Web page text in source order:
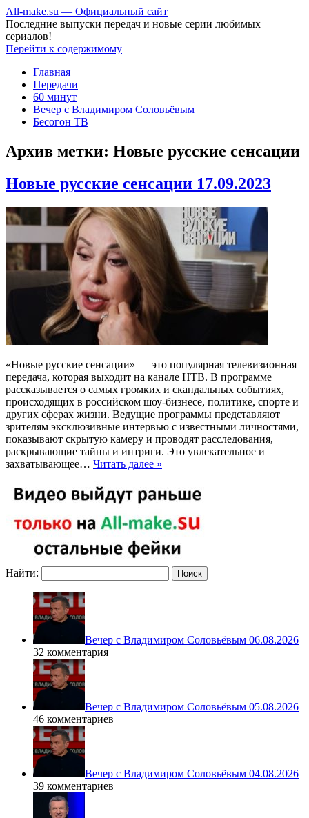
All-make.su — Официальный сайт
Последние выпуски передач и новые серии любимых
сериалов!
Перейти к содержимому
Главная
Передачи
60 минут
Вечер с Владимиром Соловьёвым
Бесогон ТВ
Архив метки: Новые русские сенсации
Новые русские сенсации 17.09.2023
«Новые русские сенсации» — это популярная телевизионная
передача, которая выходит на канале НТВ. В программе
рассказывается о самых громких и скандальных событиях,
происходящих в российском шоу-бизнесе, политике, спорте и
других сферах жизни. Ведущие программы представляют
зрителям эксклюзивные интервью с известными личностями,
показывают скрытую камеру и проводят расследования,
раскрывающие тайны и интриги. Это увлекательное и
захватывающее… Читать далее »
Найти:
Вечер с Владимиром Соловьёвым 06.08.2026
32 комментария
Вечер с Владимиром Соловьёвым 05.08.2026
46 комментариев
Вечер с Владимиром Соловьёвым 04.08.2026
39 комментариев